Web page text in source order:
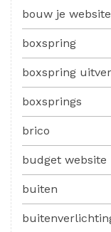
bouw je website
boxspring
boxspring
boxsprings
brico
budget website
buiten